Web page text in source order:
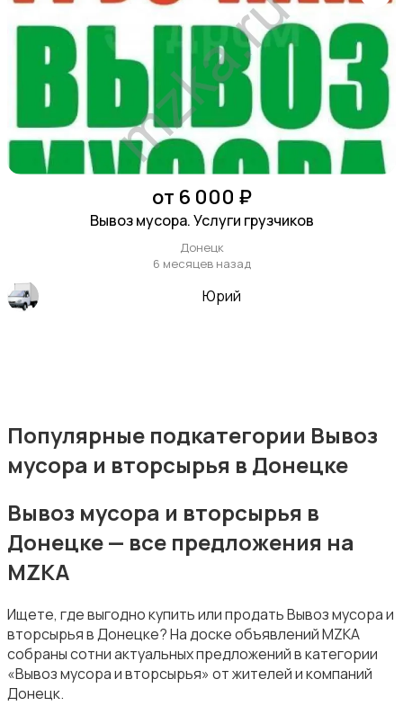
Деловые услуги
Уборка
Автоуслуги
Ремонт техники
Организация праздников
Фото- и видеосъемка
от 6 000 ₽
Вывоз мусора. Услуги грузчиков
Донецк
6 месяцев назад
Юрий
Популярные подкатегории Вывоз
мусора и вторсырья в Донецке
Вывоз мусора и вторсырья в
Донецке — все предложения на
MZKA
Ищете, где выгодно купить или продать Вывоз мусора и
вторсырья в Донецке? На доске объявлений MZKA
собраны сотни актуальных предложений в категории
«Вывоз мусора и вторсырья» от жителей и компаний
Донецк.